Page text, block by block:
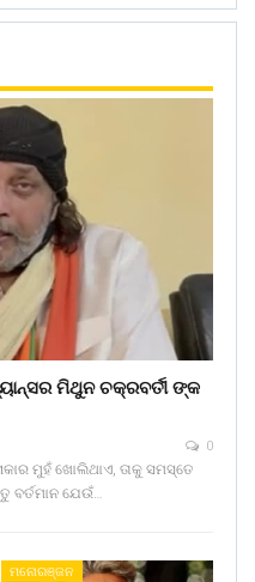
ମିଥୁନ ଚକ୍ରବର୍ତୀ ଙ୍କ
0
ମୁହଁ ଖୋଲିଥାଏ, ତାକୁ ସମସ୍ତେ
ବର୍ତମାନ ଯେଉଁ…
ମନୋରଞ୍ଜନ